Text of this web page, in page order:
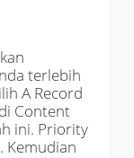
terlebih
A Record
Content
ini. Priority
Kemudian